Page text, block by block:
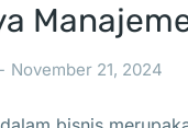
November 21, 2024